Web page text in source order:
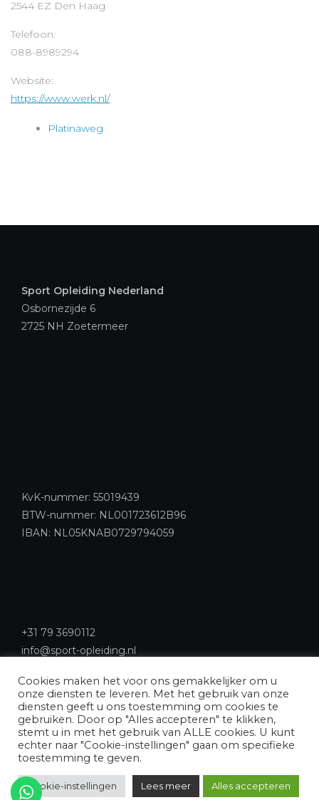
2544 EZ Den Haag
Telefoon:
088-8989294
Website:
https://www.werk.nl/
Platinaweg
Sport Opleiding Nederland
Osbornezijde 6
2725 NH Zoetermeer
KvK-nummer: 55019439
BTW-nummer: NL001723612B96
IBAN: NL05KNAB0729794059
+31 79 3690112
info@sport-opleiding.nl
Ontworpen doorSport Opleiding Nederland Copyright ©
Cookies maken het voor ons gemakkelijker om u
onze diensten te leveren. Met het gebruik van onze
diensten geeft u ons toestemming om cookies te
gebruiken. Door op "Alles accepteren" te klikken,
stemt u in met het gebruik van ALLE cookies. U kunt
echter naar "Cookie-instellingen" gaan om specifieke
toestemming te geven.
Cookie-instellingen Lees meer Alles accepteren